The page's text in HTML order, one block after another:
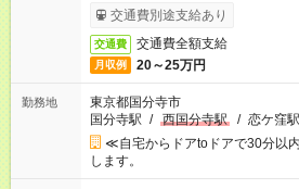
交通費別途支給あり
交通費 交通費全額支給
月収例 20～25万円
勤務地
東京都国分寺市
国分寺駅 / 西国分寺駅 / 恋ケ窪駅
≪自宅からドアtoドアで30分以
します。